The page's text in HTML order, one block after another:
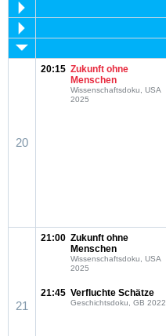
20
20:15 Zukunft ohne
Menschen
Wissenschaftsdoku, USA
2025
21
21:00 Zukunft ohne
Menschen
Wissenschaftsdoku, USA
2025
21:45 Verfluchte Schätze
Geschichtsdoku, GB 2022